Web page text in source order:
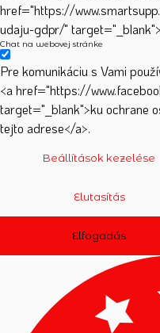
href="https://
udaju-gdpr/"
Chat na webovej stránke
Pre komunikáciu s Vami
<a href="https://
target="_blank">ku ochrane
tejto adrese</a>.
Beállítások kezelése
Elutasítás
Elfogadás